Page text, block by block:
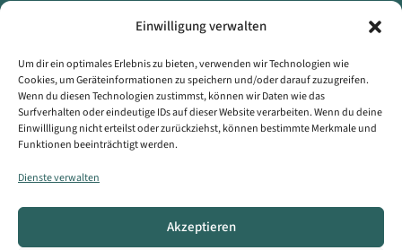
Einwilligung verwalten
Um dir ein optimales Erlebnis zu bieten, verwenden wir Technologien wie
Cookies, um Geräteinformationen zu speichern und/oder darauf zuzugreifen.
Wenn du diesen Technologien zustimmst, können wir Daten wie das
Surfverhalten oder eindeutige IDs auf dieser Website verarbeiten. Wenn du deine
Einwillligung nicht erteilst oder zurückziehst, können bestimmte Merkmale und
Funktionen beeinträchtigt werden.
Dienste verwalten
Akzeptieren
87527 Sonthofen
Datenschutzerklärung
Impressum
Erklärung zur Barrierefreiheit
Copyright © Landratsamt Oberallgäu